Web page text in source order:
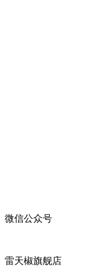
微信公众号
雷天椒旗舰店